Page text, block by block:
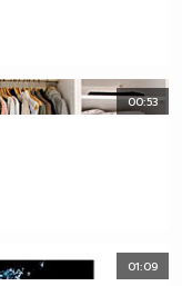
00:53
01:09